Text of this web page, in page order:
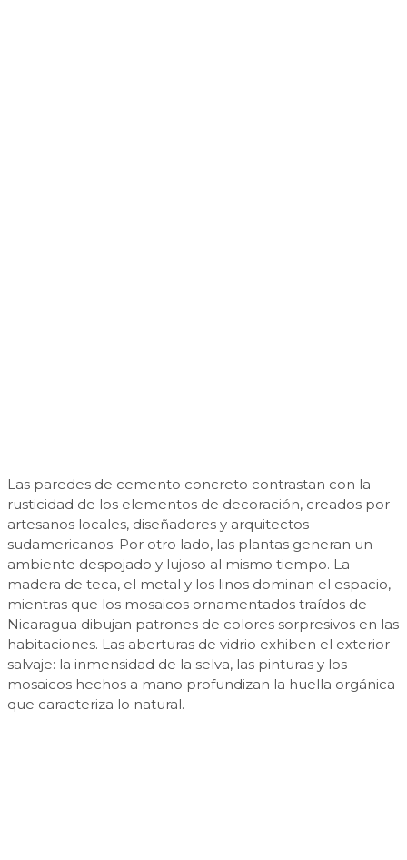
Las paredes de cemento concreto contrastan con la
rusticidad de los elementos de decoración, creados por
artesanos locales, diseñadores y arquitectos
sudamericanos. Por otro lado, las plantas generan un
ambiente despojado y lujoso al mismo tiempo. La
madera de teca, el metal y los linos dominan el espacio,
mientras que los mosaicos ornamentados traídos de
Nicaragua dibujan patrones de colores sorpresivos en las
habitaciones. Las aberturas de vidrio exhiben el exterior
salvaje: la inmensidad de la selva, las pinturas y los
mosaicos hechos a mano profundizan la huella orgánica
que caracteriza lo natural.